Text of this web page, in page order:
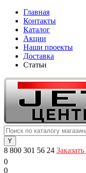
Главная
Контакты
Каталог
Акции
Наши проекты
Доставка
Статьи
8 800 301 56 24
0
0